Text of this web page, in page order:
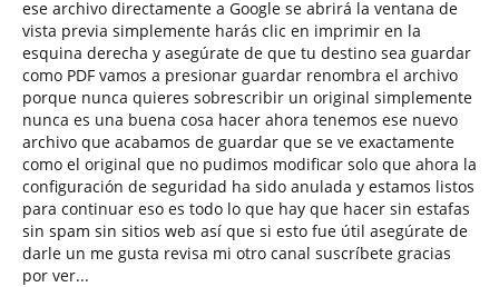
ese archivo directamente a Google se abrirá la ventana de
vista previa simplemente harás clic en imprimir en la
esquina derecha y asegúrate de que tu destino sea guardar
como PDF vamos a presionar guardar renombra el archivo
porque nunca quieres sobrescribir un original simplemente
nunca es una buena cosa hacer ahora tenemos ese nuevo
archivo que acabamos de guardar que se ve exactamente
como el original que no pudimos modificar solo que ahora la
configuración de seguridad ha sido anulada y estamos listos
para continuar eso es todo lo que hay que hacer sin estafas
sin spam sin sitios web así que si esto fue útil asegúrate de
darle un me gusta revisa mi otro canal suscríbete gracias
por ver...